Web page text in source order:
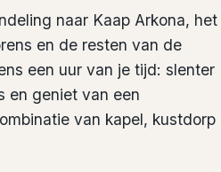
naar Kaap Arkona, het
en de resten van de
een uur van je tijd: slenter
en geniet van een
van kapel, kustdorp